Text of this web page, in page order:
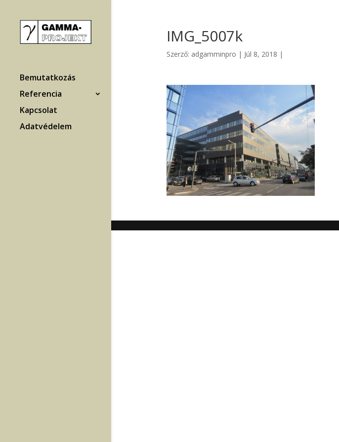
Bemutatkozás
Referencia
Kapcsolat
Adatvédelem
IMG_5007k
Szerző: adgamminpro | Júl 8, 2018 |